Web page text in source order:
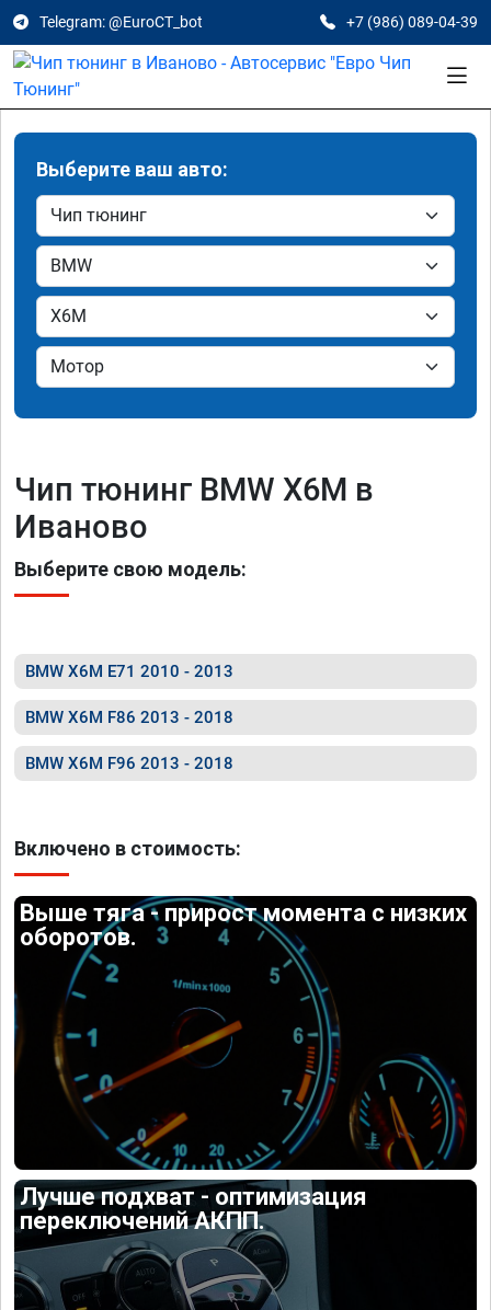
Telegram: @EuroCT_bot +7 (986) 089-04-39
Выберите ваш авто:
Чип тюнинг BMW X6M в
Иваново
Выберите свою модель:
BMW X6M E71 2010 - 2013
BMW X6M F86 2013 - 2018
BMW X6M F96 2013 - 2018
Включено в стоимость:
Выше тяга - прирост момента с низких
оборотов.
Лучше подхват - оптимизация
переключений АКПП.